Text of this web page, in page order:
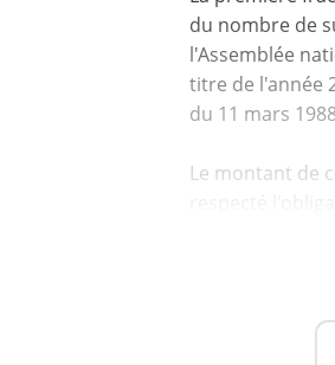
du nombre de
l'Assemblée
titre de l'année
du 11 mars
Le montant de